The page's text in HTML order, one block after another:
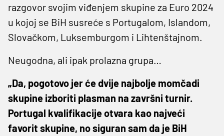
razgovor svojim viđenjem skupine za Euro 2024
u kojoj se BiH susreće s Portugalom, Islandom,
Slovačkom, Luksemburgom i Lihtenštajnom.
Neugodna, ali ipak prolazna grupa…
„Da, pogotovo jer će dvije najbolje momčadi
skupine izboriti plasman na završni turnir.
Portugal kvalifikacije otvara kao najveći
favorit skupine, no siguran sam da je BiH